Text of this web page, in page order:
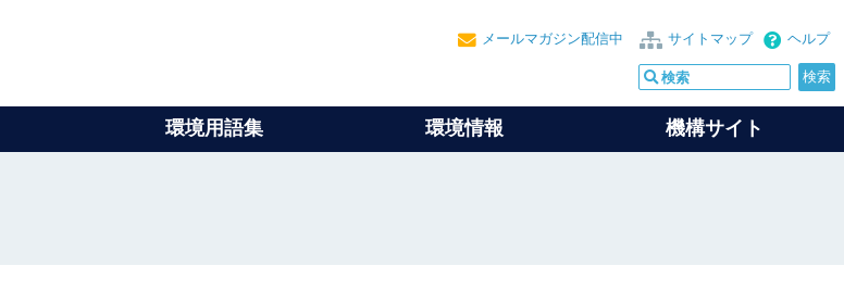
ヘルプ
サイトマップ
メールマガジン配信中
環境用語集 環境情報 機構サイト